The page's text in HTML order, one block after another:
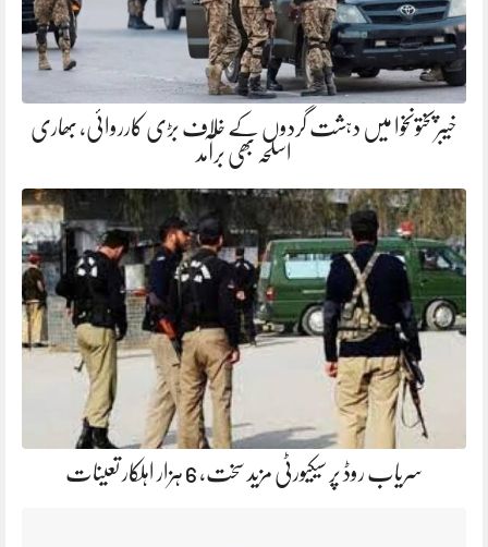
خیبرپختونخوا میں دہشت گردوں کے خلاف بڑی کارروائی، بھاری
اسلحہ بھی برآمد
سریاب روڈ پر سیکیورٹی مزید سخت، 6 ہزار اہلکار تعینات